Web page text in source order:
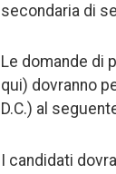
secondaria di
Le domande di
qui) dovranno
D.C.) al
I candidati